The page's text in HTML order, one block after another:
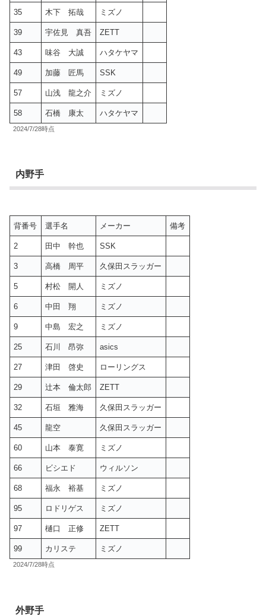
35 木下 拓哉 ミズノ
39 宇佐見 真吾 ZETT
43 味谷 大誠 ハタケヤマ
49 加藤 匠馬 SSK
57 山浅 龍之介 ミズノ
58 石橋 康太 ハタケヤマ
2024/7/28時点
内野手
背番号 選手名 メーカー 備考
2 田中 幹也 SSK
3 高橋 周平 久保田スラッガー
5 村松 開人 ミズノ
6 中田 翔 ミズノ
9 中島 宏之 ミズノ
25 石川 昂弥 asics
27 津田 啓史 ローリングス
29 辻本 倫太郎 ZETT
32 石垣 雅海 久保田スラッガー
45 龍空 久保田スラッガー
60 山本 泰寛 ミズノ
66 ビシエド ウィルソン
68 福永 裕基 ミズノ
95 ロドリゲス ミズノ
97 樋口 正修 ZETT
99 カリステ ミズノ
2024/7/28時点
外野手